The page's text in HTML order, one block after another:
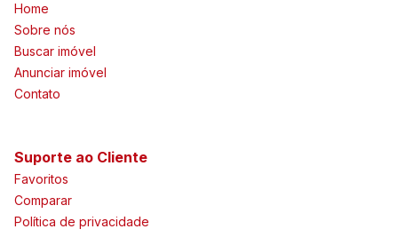
Home
Sobre nós
Buscar imóvel
Anunciar imóvel
Contato
Suporte ao Cliente
Favoritos
Comparar
Política de privacidade